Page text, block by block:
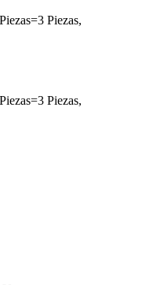
Piezas,
Piezas,